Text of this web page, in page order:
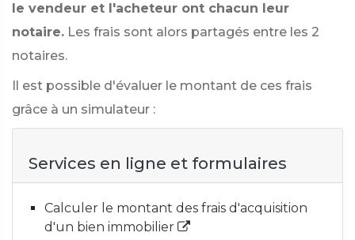
le vendeur et l'acheteur ont chacun leur
notaire. Les frais sont alors partagés entre les 2
notaires.
Il est possible d'évaluer le montant de ces frais
grâce à un simulateur :
Services en ligne et formulaires
Calculer le montant des frais d'acquisition
d'un bien immobilier